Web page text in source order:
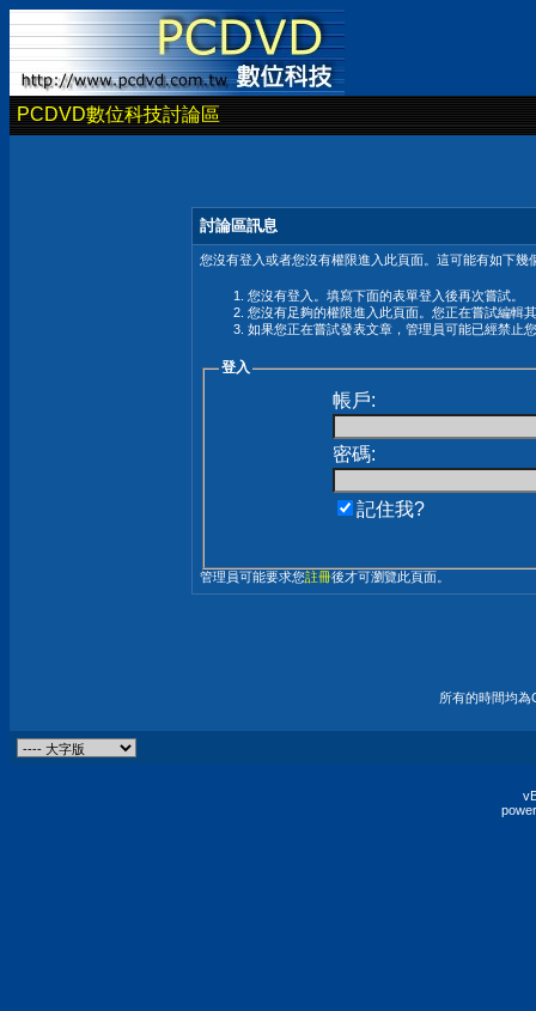
PCDVD數位科技討論區
討論區訊息
您沒有登入或者您沒有權限進入此頁面。這可能有如下幾
您沒有登入。填寫下面的表單登入後再次嘗試。
您沒有足夠的權限進入此頁面。您正在嘗試編輯
如果您正在嘗試發表文章，管理員可能已經禁止
登入
帳戶:
密碼:
記住我?
管理員可能要求您註冊後才可瀏覽此頁面。
所有的時間均為